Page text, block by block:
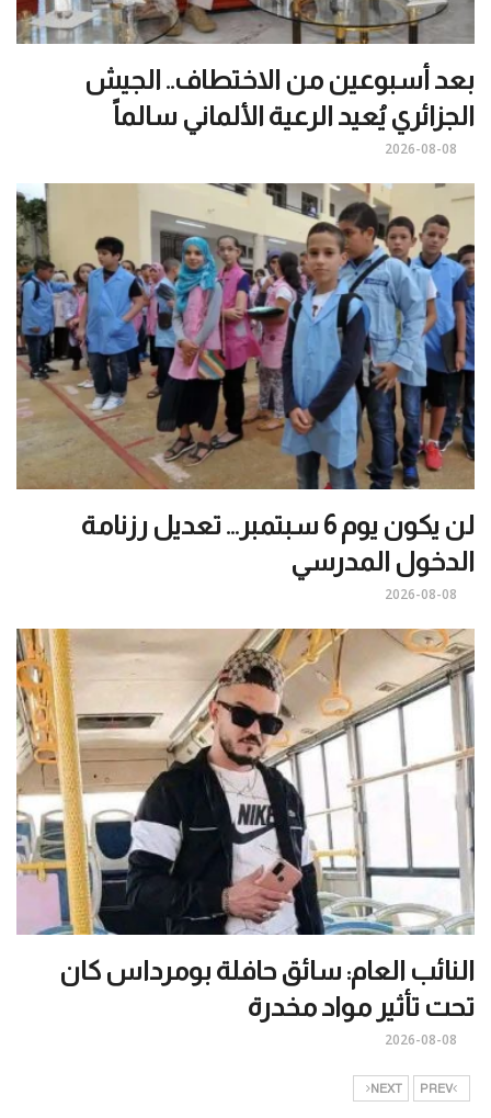
بعد أسبوعين من الاختطاف.. الجيش
الجزائري يُعيد الرعية الألماني سالماً
2026-08-08
لن يكون يوم 6 سبتمبر… تعديل رزنامة
الدخول المدرسي
2026-08-08
النائب العام: سائق حافلة بومرداس كان
تحت تأثير مواد مخدرة
2026-08-08
PREV
NEXT